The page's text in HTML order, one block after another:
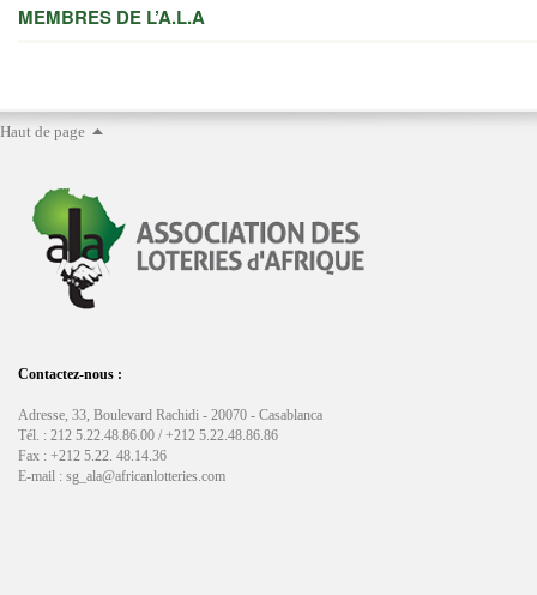
MEMBRES DE L’A.L.A
Haut de page
Contactez-nous :
Adresse, 33, Boulevard Rachidi - 20070 - Casablanca
Tél. : 212 5.22.48.86.00 / +212 5.22.48.86.86
Fax : +212 5.22. 48.14.36
E-mail : sg_ala@africanlotteries.com